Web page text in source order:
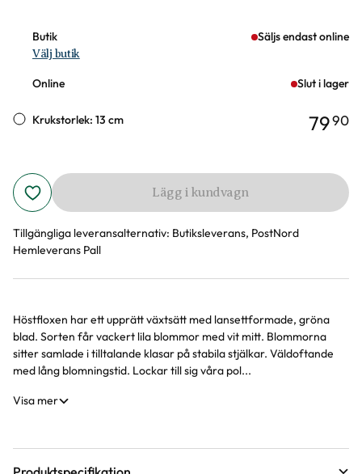
Butik Säljs endast online
Välj butik
Online Slut i lager
Krukstorlek: 13 cm 7990
Lägg i kundvagn
Tillgängliga leveransalternativ: Butiksleverans, PostNord
Hemleverans Pall
Produktinformation
Höstfloxen har ett upprätt växtsätt med lansettformade, gröna
blad. Sorten får vackert lila blommor med vit mitt. Blommorna
sitter samlade i tilltalande klasar på stabila stjälkar. Väldoftande
med lång blomningstid. Lockar till sig våra pol...
Visa mer